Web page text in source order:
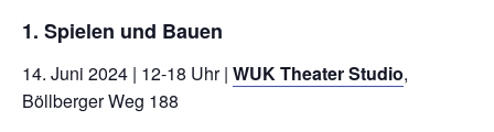
1. Spielen und Bauen
14. Juni 2024 | 12-18 Uhr | WUK Theater Studio,
Böllberger Weg 188